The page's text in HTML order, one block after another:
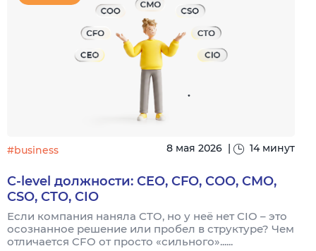
#business 8 мая 2026 | 14 минут
C-level должности: CEO, CFO, COO, CMO,
CSO, CTO, CIO
Если компания наняла CTO, но у неё нет CIO – это
осознанное решение или пробел в структуре? Чем
отличается CFO от просто «сильного»......